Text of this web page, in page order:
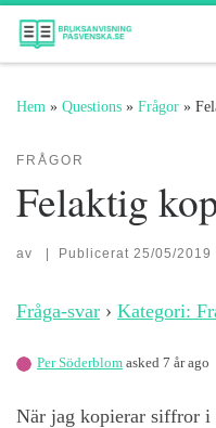
Hoppa till innehåll
Hem » Questions » Frågor »
FRÅGOR
Felaktig
av Publicerat 25/05/2019
Fråga-svar › Kategori:
Per Söderblom asked 7 år ago
När jag kopierar siffror i